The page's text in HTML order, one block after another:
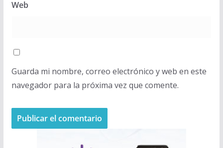
Web
Guarda mi nombre, correo electrónico y web en este
navegador para la próxima vez que comente.